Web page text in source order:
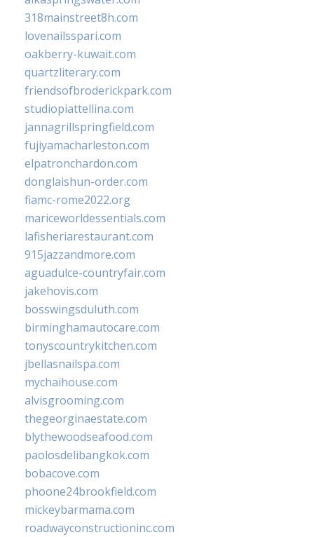
318mainstreet8h.com
lovenailsspari.com
oakberry-kuwait.com
quartzliterary.com
friendsofbroderickpark.com
studiopiattellina.com
jannagrillspringfield.com
fujiyamacharleston.com
elpatronchardon.com
donglaishun-order.com
fiamc-rome2022.org
mariceworldessentials.com
lafisheriarestaurant.com
915jazzandmore.com
aguadulce-countryfair.com
jakehovis.com
bosswingsduluth.com
birminghamautocare.com
tonyscountrykitchen.com
jbellasnailspa.com
mychaihouse.com
alvisgrooming.com
thegeorginaestate.com
blythewoodseafood.com
paolosdelibangkok.com
bobacove.com
phoone24brookfield.com
mickeybarmama.com
roadwayconstructioninc.com